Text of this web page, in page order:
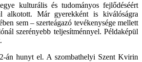
kulturális és tudományos fejlődéséért
alkotott. Már gyerekként is kiválóságra
sem – szerteágazó tevékenysége mellett
szerényebb teljesítménnyel. Példaképül
án hunyt el. A szombathelyi Szent Kvirin